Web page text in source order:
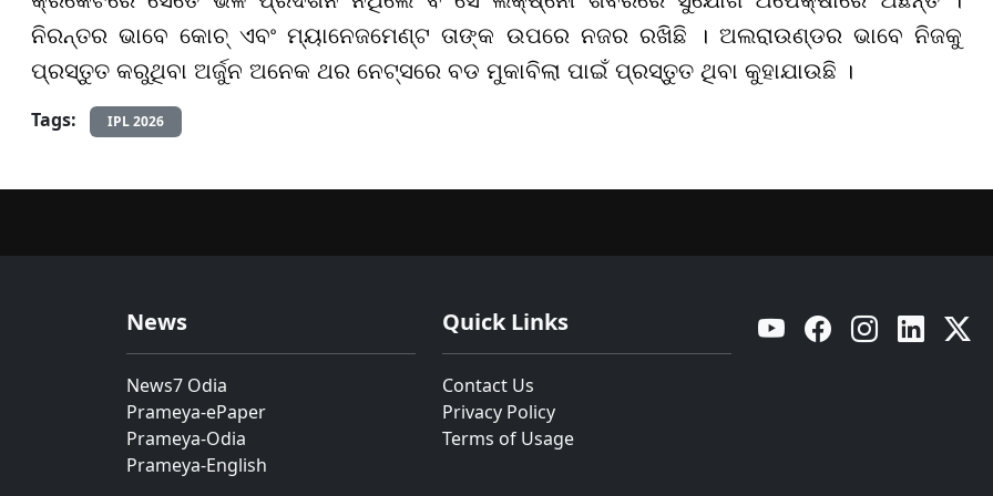
ନିରନ୍ତର ଭାବେ କୋଚ୍ ଏବଂ ମ୍ୟାନେଜମେଣ୍ଟ ତାଙ୍କ ଉପରେ ନଜର ରଖିଛି । ଅଲରାଉଣ୍ଡର ଭାବେ ନିଜକୁ
ପ୍ରସ୍ତୁତ କରୁଥିବା ଅର୍ଜୁନ ଅନେକ ଥର ନେଟ୍ସରେ ବଡ ମୁକାବିଲା ପାଇଁ ପ୍ରସ୍ତୁତ ଥିବା କୁହାଯାଉଛି ।
Tags:
IPL 2026
News
News7 Odia
Prameya-ePaper
Prameya-Odia
Prameya-English
Quick Links
Contact Us
Privacy Policy
Terms of Usage
YouTube Facebook Instagram